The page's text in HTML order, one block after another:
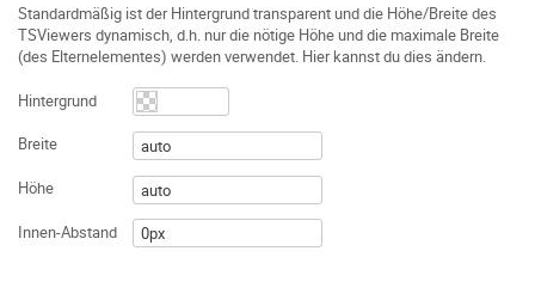
Standardmäßig ist der Hintergrund transparent und die Höhe/Breite des
TSViewers dynamisch, d.h. nur die nötige Höhe und die maximale Breite
(des Elternelementes) werden verwendet. Hier kannst du dies ändern.
Hintergrund
Breite
Höhe
Innen-Abstand